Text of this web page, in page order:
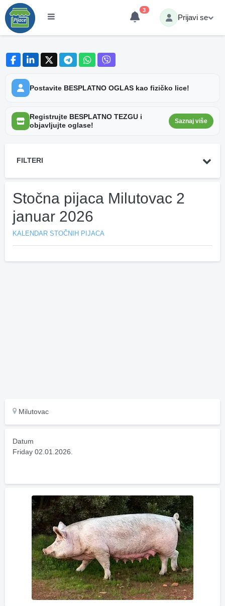
3
Prijavi se
Postavite BESPLATNO OGLAS kao fizičko lice!
Registrujte BESPLATNO TEZGU i
objavljujte oglase!
Saznaj više
FILTERI
Stočna pijaca Milutovac 2
januar 2026
KALENDAR STOČNIH PIJACA
Milutovac
Datum
Friday 02.01.2026.